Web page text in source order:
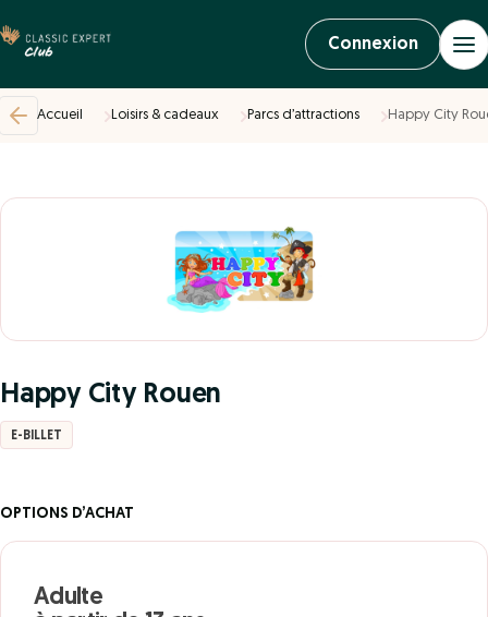
Connexion
Accueil Loisirs & cadeaux Parcs d’attractions Happy City
Happy City Rouen
E-BILLET
OPTIONS D’ACHAT
Adulte